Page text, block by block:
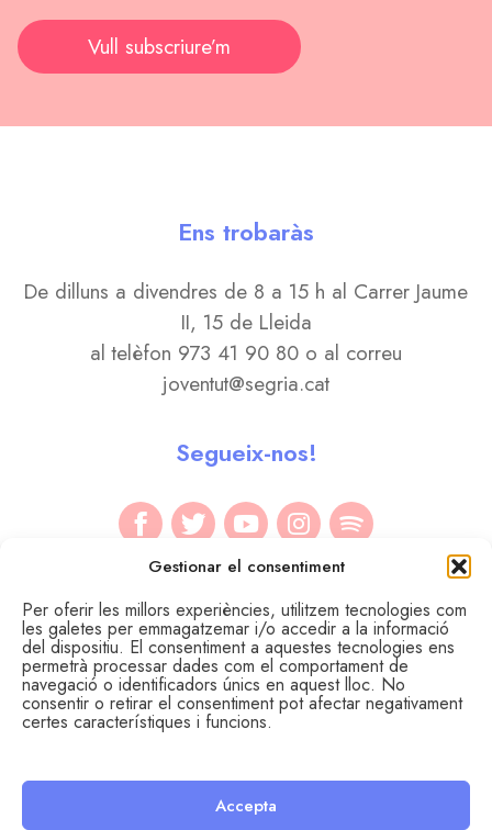
Gestionar el consentiment
Per oferir les millors experiències, utilitzem tecnologies com
les galetes per emmagatzemar i/o accedir a la informació
del dispositiu. El consentiment a aquestes tecnologies ens
permetrà processar dades com el comportament de
navegació o identificadors únics en aquest lloc. No
consentir o retirar el consentiment pot afectar negativament
certes característiques i funcions.
Accepta
Vull subscriure’m
Ens trobaràs
De dilluns a divendres de 8 a 15 h al Carrer Jaume
II, 15 de Lleida
al telèfon 973 41 90 80 o al correu
joventut@segria.cat
Segueix-nos!